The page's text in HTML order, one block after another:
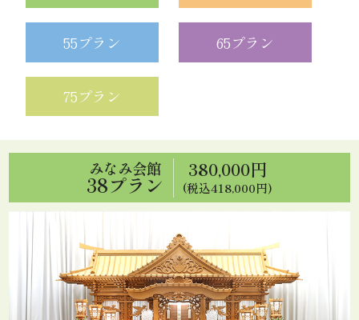
55プラン 65プラン
75プラン
みなみ会館
38プラン
380,000円
(税込418,000円)